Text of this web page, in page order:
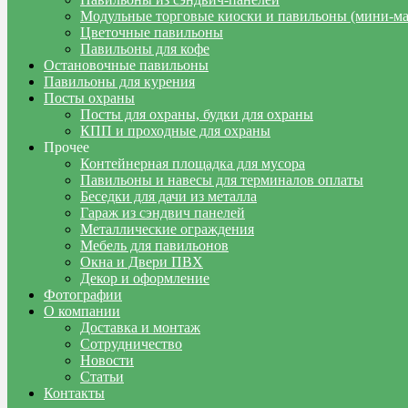
Модульные торговые киоски и павильоны (мини-
Цветочные павильоны
Павильоны для кофе
Остановочные павильоны
Павильоны для курения
Посты охраны
Посты для охраны, будки для охраны
КПП и проходные для охраны
Прочее
Контейнерная площадка для мусора
Павильоны и навесы для терминалов оплаты
Беседки для дачи из металла
Гараж из сэндвич панелей
Металлические ограждения
Мебель для павильонов
Окна и Двери ПВХ
Декор и оформление
Фотографии
О компании
Доставка и монтаж
Сотрудничество
Новости
Статьи
Контакты